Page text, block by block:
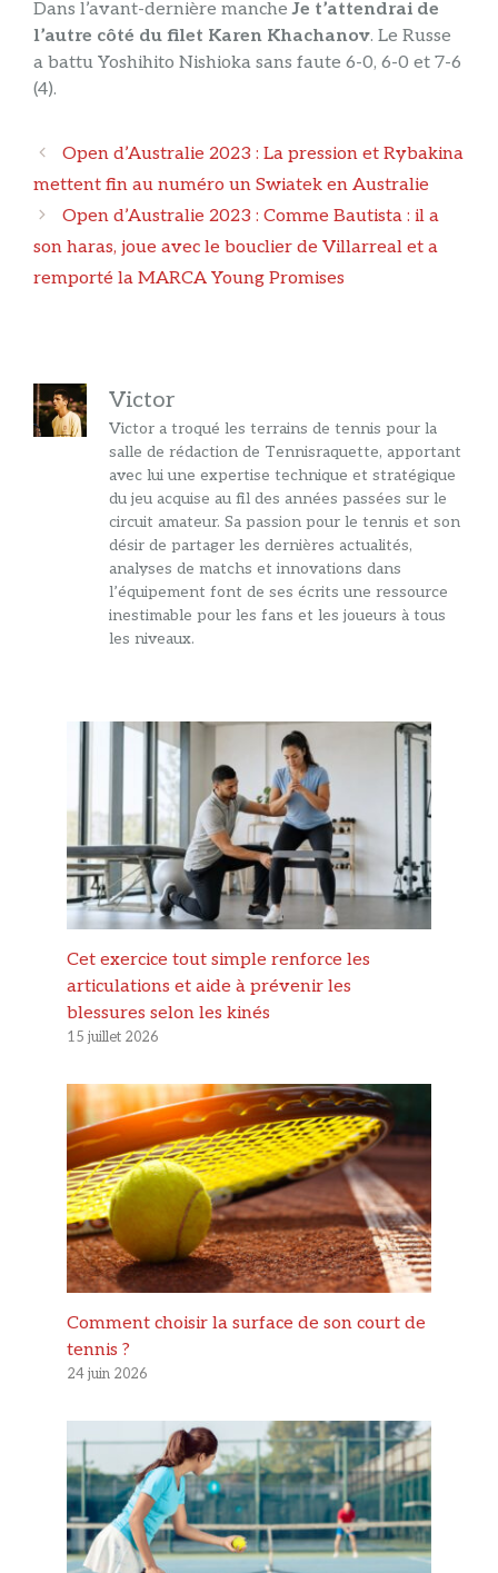
Dans l’avant-dernière mancheJe t’attendrai de
l’autre côté du filet Karen Khachanov. Le Russe
a battu Yoshihito Nishioka sans faute 6-0, 6-0 et 7-6
(4).
Navigation
des
articles
Open d’Australie 2023 : La pression et Rybakina
mettent fin au numéro un Swiatek en Australie
Open d’Australie 2023 : Comme Bautista : il a
son haras, joue avec le bouclier de Villarreal et a
remporté la MARCA Young Promises
Victor
Victor a troqué les terrains de tennis pour la
salle de rédaction de Tennisraquette, apportant
avec lui une expertise technique et stratégique
du jeu acquise au fil des années passées sur le
circuit amateur. Sa passion pour le tennis et son
désir de partager les dernières actualités,
analyses de matchs et innovations dans
l’équipement font de ses écrits une ressource
inestimable pour les fans et les joueurs à tous
les niveaux.
Cet exercice tout simple renforce les
articulations et aide à prévenir les
blessures selon les kinés
15 juillet 2026
Comment choisir la surface de son court de
tennis ?
24 juin 2026